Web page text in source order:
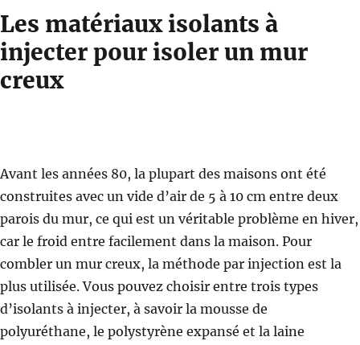
Les matériaux isolants à
injecter pour isoler un mur
creux
Avant les années 80, la plupart des maisons ont été
construites avec un vide d’air de 5 à 10 cm entre deux
parois du mur, ce qui est un véritable problème en hiver,
car le froid entre facilement dans la maison. Pour
combler un mur creux, la méthode par injection est la
plus utilisée. Vous pouvez choisir entre trois types
d’isolants à injecter, à savoir la mousse de
polyuréthane, le polystyrène expansé et la laine